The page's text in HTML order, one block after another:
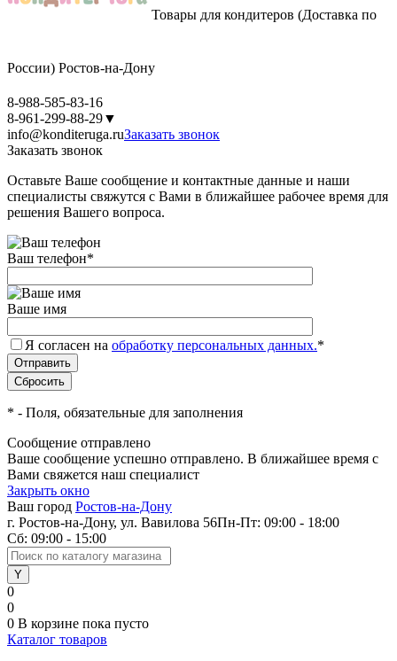
Товары для кондитеров (Доставка по
России) Ростов-на-Дону
8-988-585-83-16
8-961-299-88-29▼
info@konditeruga.ruЗаказать звонок
Заказать звонок
Оставьте Ваше сообщение и контактные данные и наши
специалисты свяжутся с Вами в ближайшее рабочее время для
решения Вашего вопроса.
Ваш телефон*
Ваше имя
Я согласен на обработку персональных данных.*
* - Поля, обязательные для заполнения
Сообщение отправлено
Ваше сообщение успешно отправлено. В ближайшее время с
Вами свяжется наш специалист
Закрыть окно
Ваш город Ростов-на-Дону
г. Ростов-на-Дону, ул. Вавилова 56Пн-Пт: 09:00 - 18:00
Сб: 09:00 - 15:00
0
0
0 В корзине пока пусто
Каталог товаров